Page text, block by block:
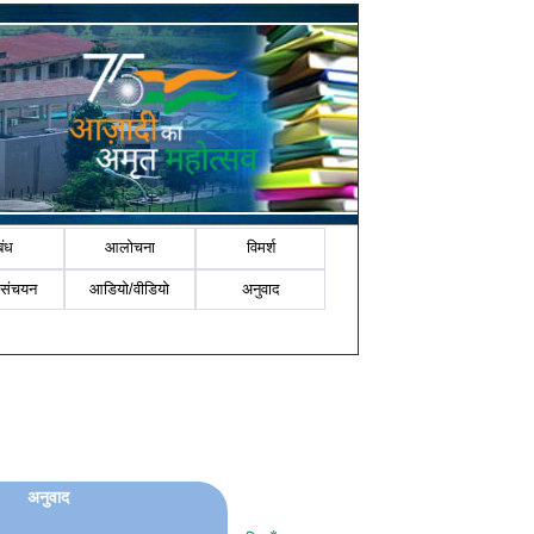
आलोचना विमर्श
आडियो/वीडियो अनुवाद
अनुवाद